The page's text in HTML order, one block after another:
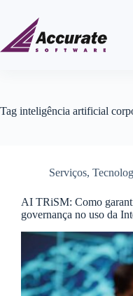
Tag inteligência artificial
Serviços,
AI TRiSM: Como
governança no uso da